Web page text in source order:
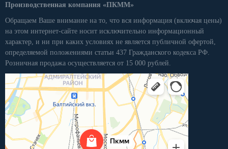
Производственная компания «ПКММ»
Обращаем Ваше внимание на то, что вся информация (включая цены)
на этом интернет-сайте носит исключительно информационный
характер, и ни при каких условиях не является публичной офертой,
определяемой положениями статьи 437 Гражданского кодекса РФ.
Розничная продажа осуществляется от 15 000 рублей.